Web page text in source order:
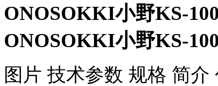
ONOSOKKI小野KS-
ONOSOKKI小野KS-
图片 技术参数 规格 简